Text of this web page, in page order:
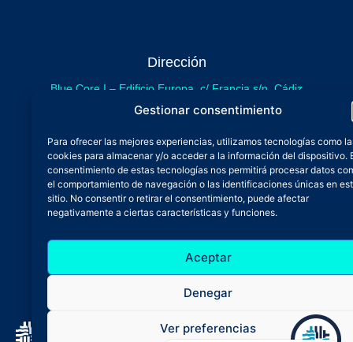
Gestionar consentimiento
Para ofrecer las mejores experiencias, utilizamos tecnologías como
cookies para almacenar y/o acceder a la información del dispositivo.
consentimiento de estas tecnologías nos permitirá procesar datos
el comportamiento de navegación o las identificaciones únicas en
sitio. No consentir o retirar el consentimiento, puede afectar
negativamente a ciertas características y funciones.
Aceptar
Denegar
Ver preferencias
Dirección
Blue Core I – Edificio Europa, c/ Francia s/n. Cádiz
sede provisional de Blue Core - Incubazul
próximamente.
Teléfono y Whatsapp
600 515 071
De lunes a viernes
Oficina 24/7
Atención continuada
admin@zfbluecore.es